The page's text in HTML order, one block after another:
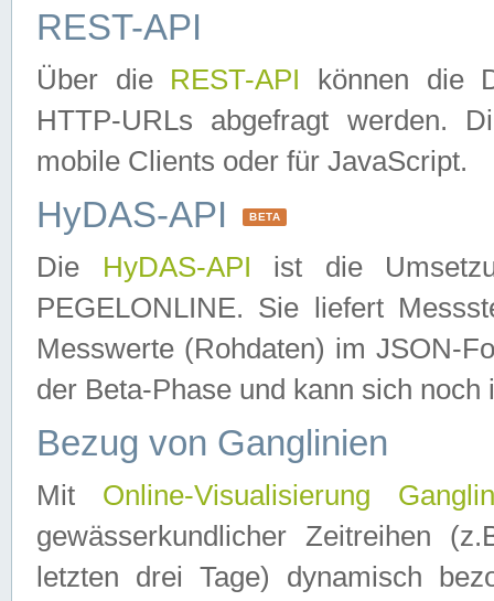
REST-API
Über die REST-API können die
HTTP-URLs abgefragt werden.
mobile Clients oder für JavaScript.
HyDAS-API BETA
Die HyDAS-API ist die
PEGELONLINE. Sie liefert
Messwerte (Rohdaten) im JSON-
der Beta-Phase und kann sich noch
Bezug von Ganglinien
Mit Online-Visualisierung
gewässerkundlicher Zeitreihen
letzten drei Tage) dynamisch